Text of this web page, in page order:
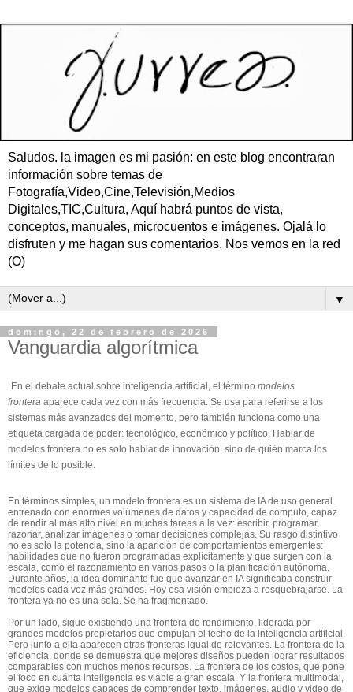
Saludos. la imagen es mi pasión: en este blog encontraran
información sobre temas de
Fotografía,Video,Cine,Televisión,Medios
Digitales,TIC,Cultura, Aquí habrá puntos de vista,
conceptos, manuales, microcuentos e imágenes. Ojalá lo
disfruten y me hagan sus comentarios. Nos vemos en la red
(O)
▼
domingo, 22 de febrero de 2026
Vanguardia algorítmica
En el debate actual sobre inteligencia artificial, el término modelos
frontera aparece cada vez con más frecuencia. Se usa para referirse a los
sistemas más avanzados del momento, pero también funciona como una
etiqueta cargada de poder: tecnológico, económico y político. Hablar de
modelos frontera no es solo hablar de innovación, sino de quién marca los
límites de lo posible.
En términos simples, un modelo frontera es un sistema de IA de uso general
entrenado con enormes volúmenes de datos y capacidad de cómputo, capaz
de rendir al más alto nivel en muchas tareas a la vez: escribir, programar,
razonar, analizar imágenes o tomar decisiones complejas. Su rasgo distintivo
no es solo la potencia, sino la aparición de comportamientos emergentes:
habilidades que no fueron programadas explícitamente y que surgen con la
escala, como el razonamiento en varios pasos o la planificación autónoma.
Durante años, la idea dominante fue que avanzar en IA significaba construir
modelos cada vez más grandes. Hoy esa visión empieza a resquebrajarse. La
frontera ya no es una sola. Se ha fragmentado.
Por un lado, sigue existiendo una frontera de rendimiento, liderada por
grandes modelos propietarios que empujan el techo de la inteligencia artificial.
Pero junto a ella aparecen otras fronteras igual de relevantes. La frontera de la
eficiencia, donde se demuestra que mejores diseños pueden lograr resultados
comparables con muchos menos recursos. La frontera de los costos, que pone
el foco en cuánta inteligencia es viable a gran escala. Y la frontera multimodal,
que exige modelos capaces de comprender texto, imágenes, audio y video de